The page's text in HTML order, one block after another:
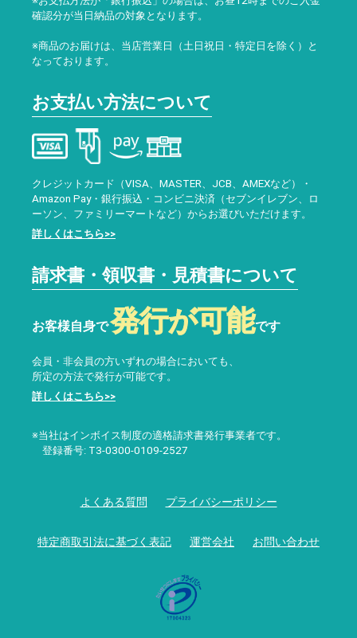
確認分が当日納品の対象となります。
※商品のお届けは、当店営業日（土日祝日・特定日を除く）と
なっております。
お支払い方法について
クレジットカード（VISA、MASTER、JCB、AMEXなど）・
Amazon Pay・銀行振込・コンビニ決済（セブンイレブン、ロ
ーソン、ファミリーマートなど）からお選びいただけます。
詳しくはこちら>>
請求書・領収書・見積書について
お客様自身で発行が可能です
会員・非会員の方いずれの場合においても、
所定の方法で発行が可能です。
詳しくはこちら>>
※当社はインボイス制度の適格請求書発行事業者です。
登録番号: T3-0300-0109-2527
よくある質問 プライバシーポリシー
特定商取引法に基づく表記 運営会社 お問い合わせ